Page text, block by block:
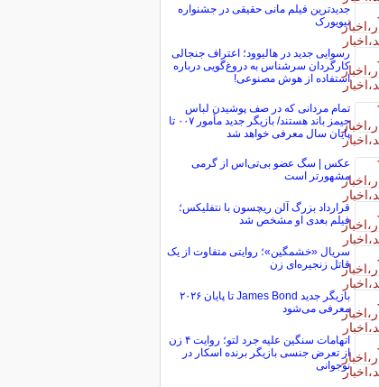
جدیدترین فیلم مانی حقیقی در جشنواره
نیویورک
رسوایی جدید در هالیوود؛ اعتراف جنجالی
کارگردان سرشناس به دروغ‌گویی درباره
استفاده از هوش مصنوعی!
تمام مردانی که در صف پوشیدن لباس
جیمز باند هستند/ بازیگر جدید مأمور ۰۰۷ تا
پایان سال معرفی خواهد شد
عکس | سگ عضو بی‌تی‌اس از گرمی
مشهورتر است
قرارداد بزرگ آلن ریچسون با نتفلیکس؛
فیلم بعدی او مشخص شد
سریال «خشمگین»؛ روایتی متفاوت از یک
قاتل زنجیره‌ای زن
بازیگر جدید James Bond تا پایان ۲۰۲۶
معرفی می‌شود
اتهامات سنگین علیه جرد لتو؛ روایت ۴ زن
از تعرض جنسی بازیگر برنده اسکار در
نوجوانی